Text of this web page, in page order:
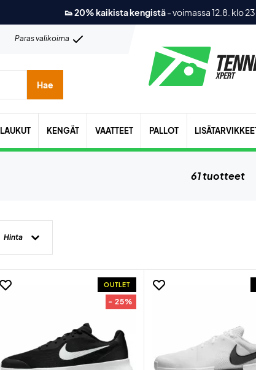
👟 20% kaikista kengistä-voimassa 12.8. klo
Paras valikoima
Hae
LAUKUT KENGÄT VAATTEET PALLOT
61 tuotteet
Hinta
OUTLET
- 25%